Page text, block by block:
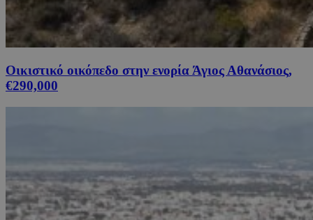
Οικιστικό οικόπεδο στην ενορία Άγιος Αθανάσιος,
€290,000